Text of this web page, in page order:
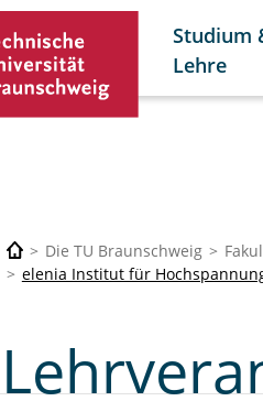
Studium
Lehre
Die TU Braunschweig
elenia Institut für